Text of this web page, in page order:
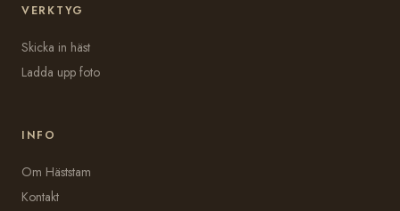
VERKTYG
Skicka in häst
Ladda upp foto
INFO
Om Häststam
Kontakt